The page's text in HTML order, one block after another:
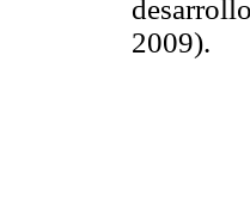
2009).